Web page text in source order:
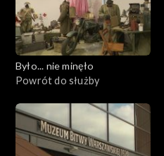
Było... nie minęło
Powrót do służby